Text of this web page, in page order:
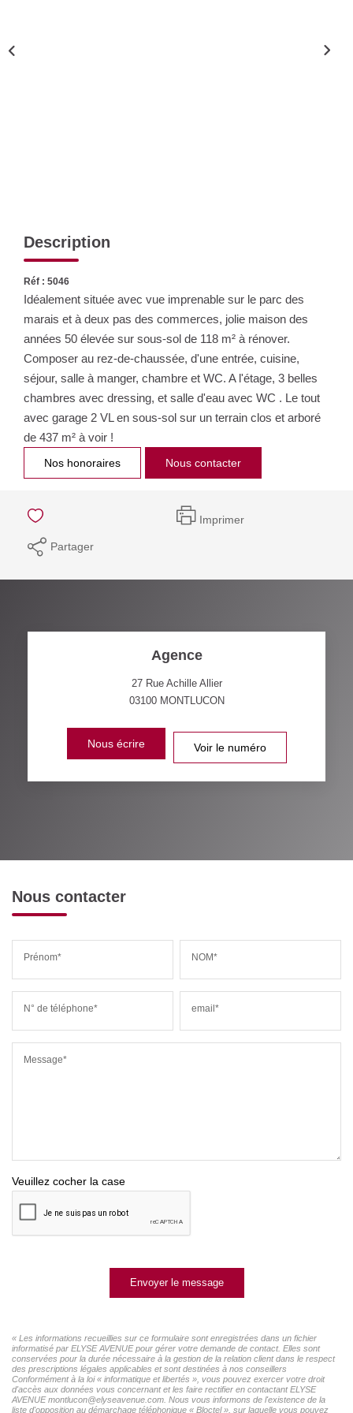
Description
Réf : 5046
Idéalement située avec vue imprenable sur le parc des
marais et à deux pas des commerces, jolie maison des
années 50 élevée sur sous-sol de 118 m² à rénover.
Composer au rez-de-chaussée, d'une entrée, cuisine,
séjour, salle à manger, chambre et WC. A l'étage, 3 belles
chambres avec dressing, et salle d'eau avec WC . Le tout
avec garage 2 VL en sous-sol sur un terrain clos et arboré
de 437 m² à voir !
Nos honoraires Nous contacter
Imprimer
Partager
Agence
27 Rue Achille Allier
03100 MONTLUCON
Nous écrire Voir le numéro
Nous contacter
Prénom* NOM*
N° de téléphone* email*
Message*
Veuillez cocher la case
Envoyer le message
« Les informations recueillies sur ce formulaire sont enregistrées dans un fichier
informatisé par ELYSE AVENUE pour gérer votre demande de contact. Elles sont
conservées pour la durée nécessaire à la gestion de la relation client dans le respect
des prescriptions légales applicables et sont destinées à nos conseillers
Conformément à la loi « informatique et libertés », vous pouvez exercer votre droit
d'accès aux données vous concernant et les faire rectifier en contactant ELYSE
AVENUE montlucon@elyseavenue.com. Nous vous informons de l'existence de la
liste d'opposition au démarchage téléphonique « Bloctel », sur laquelle vous pouvez